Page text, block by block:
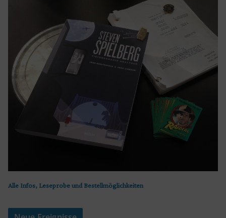
Alle Infos, Leseprobe und Bestellmöglichkeiten